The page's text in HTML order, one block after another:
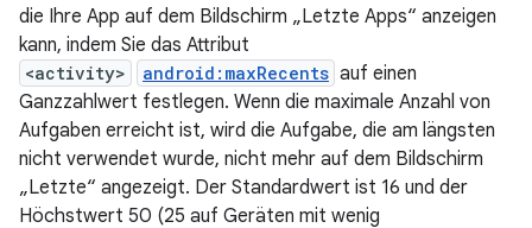
die Ihre App auf dem Bildschirm „Letzte Apps“ anzeigen
kann, indem Sie das Attribut
<activity> android:maxRecents auf einen
Ganzzahlwert festlegen. Wenn die maximale Anzahl von
Aufgaben erreicht ist, wird die Aufgabe, die am längsten
nicht verwendet wurde, nicht mehr auf dem Bildschirm
„Letzte“ angezeigt. Der Standardwert ist 16 und der
Höchstwert 50 (25 auf Geräten mit wenig